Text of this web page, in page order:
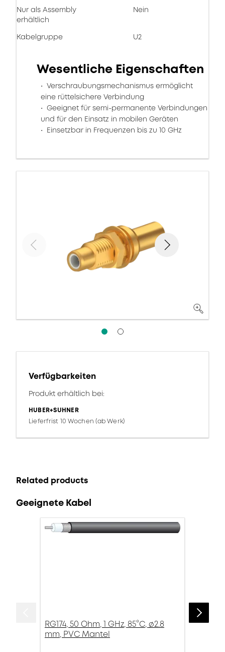
Nur als Assembly
erhältlich
Nein
Kabelgruppe U2
Wesentliche Eigenschaften
Verschraubungsmechanismus ermöglicht
eine rüttelsichere Verbindung
Geeignet für semi-permanente Verbindungen
und für den Einsatz in mobilen Geräten
Einsetzbar in Frequenzen bis zu 10 GHz
Verfügbarkeiten
Produkt erhältlich bei:
HUBER+SUHNER
Lieferfrist 10 Wochen (ab Werk)
Related products
Geeignete Kabel
RG174, 50 Ohm, 1 GHz, 85°C, ø2.8
mm, PVC Mantel